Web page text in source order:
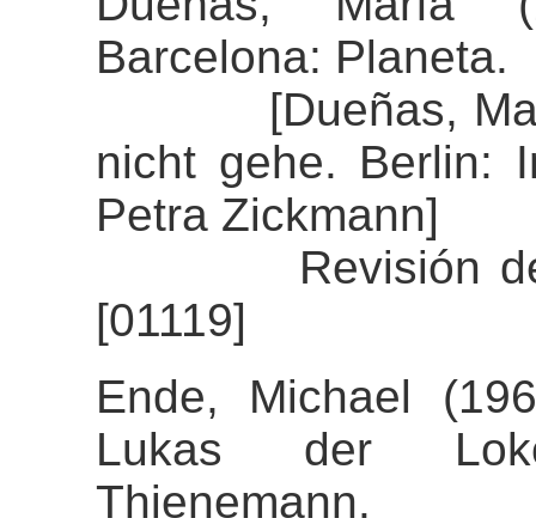
Barcelona: Planeta.
[Dueñas, María
nicht gehe. Berlin:
Petra Zickmann]
Revisión del
[01119]
Ende, Michael
Lukas der
Thienemann.